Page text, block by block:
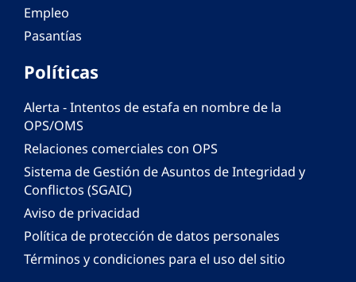
Empleo
Pasantías
Políticas
Alerta - Intentos de estafa en nombre de la
OPS/OMS
Relaciones comerciales con OPS
Sistema de Gestión de Asuntos de Integridad y
Conflictos (SGAIC)
Aviso de privacidad
Política de protección de datos personales
Términos y condiciones para el uso del sitio